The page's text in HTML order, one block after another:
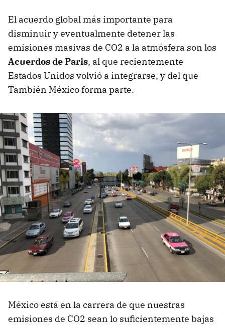
El acuerdo global más importante para
disminuir y eventualmente detener las
emisiones masivas de CO2 a la atmósfera son los
Acuerdos de Paris, al que recientemente
Estados Unidos volvió a integrarse, y del que
También México forma parte.
México está en la carrera de que nuestras
emisiones de CO2 sean lo suficientemente bajas